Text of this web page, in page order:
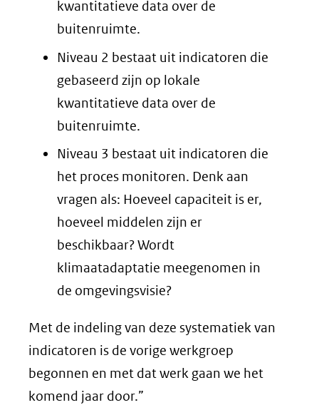
kwantitatieve data over de
buitenruimte.
Niveau 2 bestaat uit indicatoren die
gebaseerd zijn op lokale
kwantitatieve data over de
buitenruimte.
Niveau 3 bestaat uit indicatoren die
het proces monitoren. Denk aan
vragen als: Hoeveel capaciteit is er,
hoeveel middelen zijn er
beschikbaar? Wordt
klimaatadaptatie meegenomen in
de omgevingsvisie?
Met de indeling van deze systematiek van
indicatoren is de vorige werkgroep
begonnen en met dat werk gaan we het
komend jaar door.”